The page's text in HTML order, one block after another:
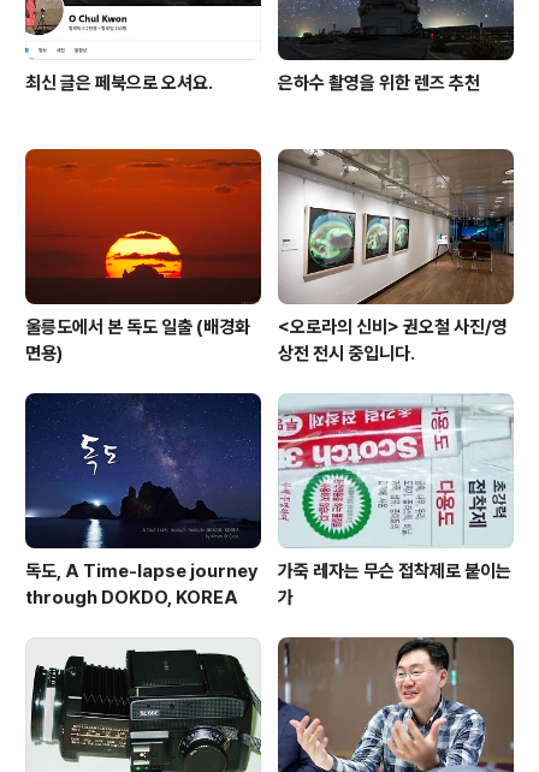
최신 글은 페북으로 오셔요. 은하수 촬영을 위한 렌즈 추천
울릉도에서 본 독도 일출 (배경화
면용)
<오로라의 신비> 권오철 사진/영
상전 전시 중입니다.
독도, A Time-lapse journey
through DOKDO, KOREA
가죽 레자는 무슨 접착제로 붙이는
가